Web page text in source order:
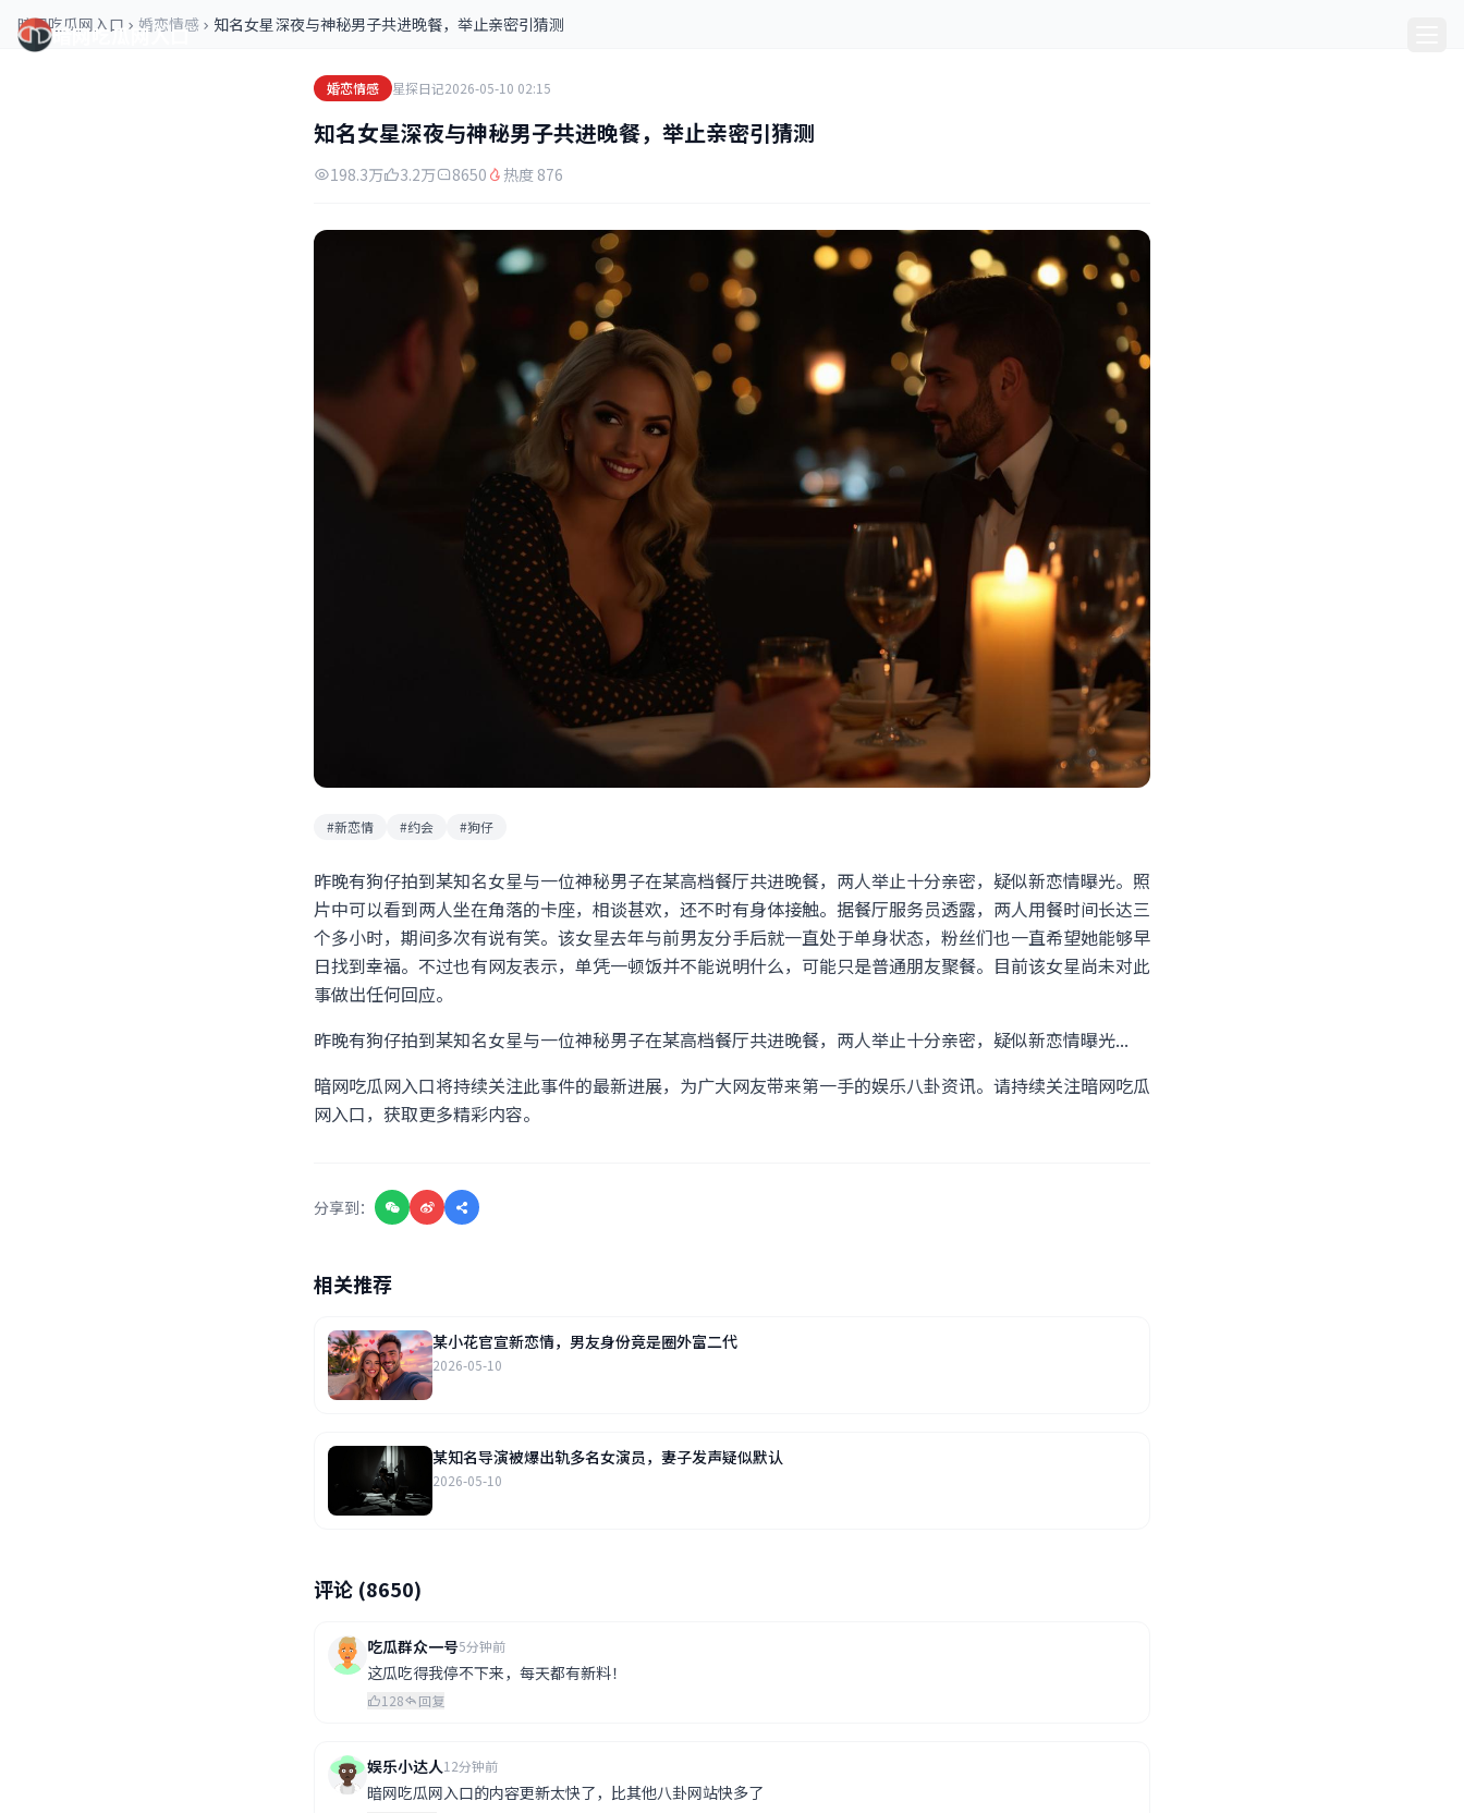
暗网吃瓜网入口
暗网吃瓜网入口 婚恋情感 知名女星深夜与神秘男子共进晚餐，举止亲密引猜测
婚恋情感 星探日记2026-05-10 02:15
知名女星深夜与神秘男子共进晚餐，举止亲密引猜测
198.3万 3.2万 8650 热度 876
#新恋情 #约会 #狗仔
昨晚有狗仔拍到某知名女星与一位神秘男子在某高档餐厅共进晚餐，两人举止十分亲密，疑似新恋情曝光。照
片中可以看到两人坐在角落的卡座，相谈甚欢，还不时有身体接触。据餐厅服务员透露，两人用餐时间长达三
个多小时，期间多次有说有笑。该女星去年与前男友分手后就一直处于单身状态，粉丝们也一直希望她能够早
日找到幸福。不过也有网友表示，单凭一顿饭并不能说明什么，可能只是普通朋友聚餐。目前该女星尚未对此
事做出任何回应。
昨晚有狗仔拍到某知名女星与一位神秘男子在某高档餐厅共进晚餐，两人举止十分亲密，疑似新恋情曝光...
暗网吃瓜网入口将持续关注此事件的最新进展，为广大网友带来第一手的娱乐八卦资讯。请持续关注暗网吃瓜
网入口，获取更多精彩内容。
分享到：
相关推荐
某小花官宣新恋情，男友身份竟是圈外富二代
2026-05-10
某知名导演被爆出轨多名女演员，妻子发声疑似默认
2026-05-10
评论 (8650)
吃瓜群众一号5分钟前
这瓜吃得我停不下来，每天都有新料！
128 回复
娱乐小达人12分钟前
暗网吃瓜网入口的内容更新太快了，比其他八卦网站快多了